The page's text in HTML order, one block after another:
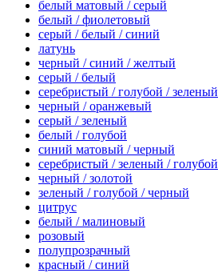
белый матовый / серый
белый / фиолетовый
серый / белый / синий
латунь
черный / синий / желтый
серый / белый
серебристый / голубой / зеленый
черный / оранжевый
серый / зеленый
белый / голубой
синий матовый / черный
серебристый / зеленый / голубой
черный / золотой
зеленый / голубой / черный
цитрус
белый / малиновый
розовый
полупрозрачный
красный / синий